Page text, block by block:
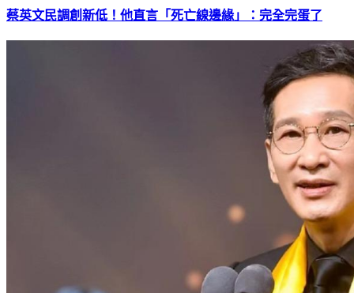
蔡英文民調創新低！他直言「死亡線邊緣」：完全完蛋了